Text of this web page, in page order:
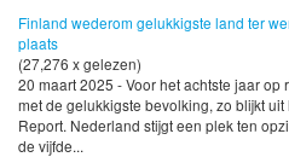
Finland wederom gelukkigste land ter
plaats
(27,276 x gelezen)
20 maart 2025 - Voor het achtste jaar
met de gelukkigste bevolking, zo blijkt
Report. Nederland stijgt een plek ten
de vijfde...